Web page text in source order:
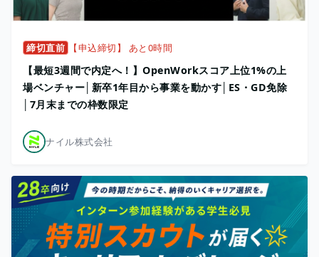
締切直前 【申込締切】 あと0時間
【最短3週間で内定へ！】OpenWorkスコア上位1%の上
場ベンチャー│新卒1年目から事業を動かす│ES・GD免除
│7月末までの枠数限定
ナイル株式会社